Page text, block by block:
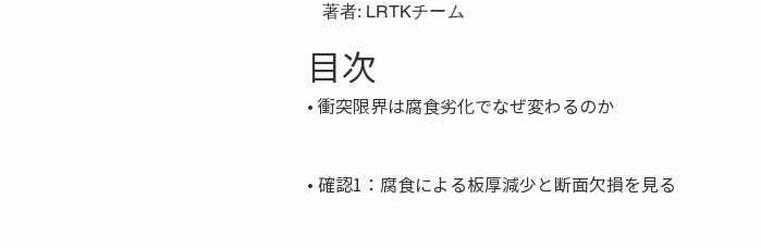
著者: LRTKチーム
目次
• 衝突限界は腐食劣化でなぜ変わるのか
• 確認1：腐食による板厚減少と断面欠損を見る